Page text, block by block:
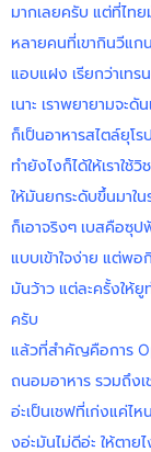
มากเลยครับ แต่ที่ไท
หลายคนที่เขากินวีแก
แอบแฝง เรียกว่าเท
เนาะ เราพยายามจะ
ก็เป็นอาหารสไตล์ยุโ
ทำยังไงก็ได้ให้เราใ
ให้มันยกระดับขึ้นมาใ
ก็เอาจริงๆ เบสคือซุป
แบบเข้าใจง่าย แต่พอ
มันว้าว แต่ละครั้งให้
ครับ
แล้วที่สำคัญคือการ
ถนอมอาหาร รวมถึง
อ่ะเป็นเชฟที่เก่งแค่ไ
งอ่ะมันไม่ดีอ่ะ ให้ตาย